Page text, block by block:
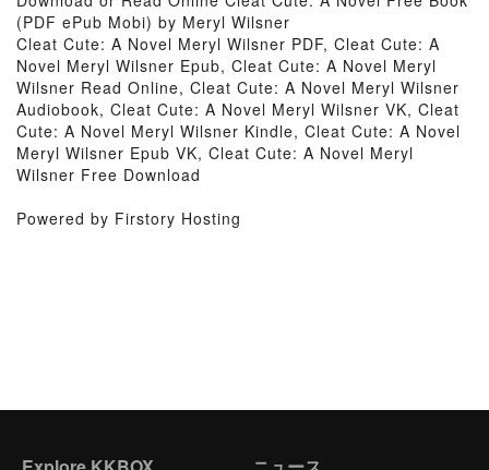
(PDF ePub Mobi) by Meryl Wilsner
Cleat Cute: A Novel Meryl Wilsner PDF, Cleat Cute: A
Novel Meryl Wilsner Epub, Cleat Cute: A Novel Meryl
Wilsner Read Online, Cleat Cute: A Novel Meryl Wilsner
Audiobook, Cleat Cute: A Novel Meryl Wilsner VK, Cleat
Cute: A Novel Meryl Wilsner Kindle, Cleat Cute: A Novel
Meryl Wilsner Epub VK, Cleat Cute: A Novel Meryl
Wilsner Free Download
Powered by Firstory Hosting